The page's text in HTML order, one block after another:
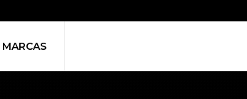
MARCAS